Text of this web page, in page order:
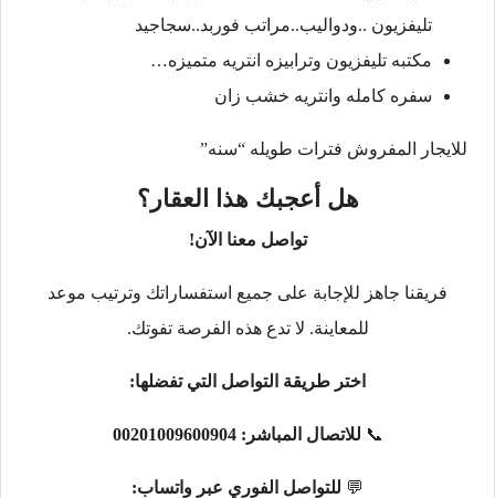
تليفزيون ..ودواليب..مراتب فوربد..سجاجيد
مكتبه تليفزيون وترابيزه انتريه متميزه…
سفره كامله وانتريه خشب زان
للايجار المفروش فترات طويله “سنه”
هل أعجبك هذا العقار؟
تواصل معنا الآن!
فريقنا جاهز للإجابة على جميع استفساراتك وترتيب موعد
للمعاينة. لا تدع هذه الفرصة تفوتك.
اختر طريقة التواصل التي تفضلها:
📞 للاتصال المباشر: 00201009600904
💬 للتواصل الفوري عبر واتساب: